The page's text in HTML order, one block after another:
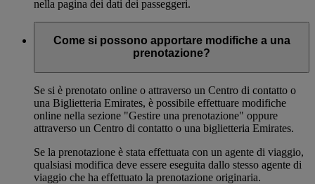
nella pagina dei dati dei passeggeri.
Come si possono apportare modifiche a una
prenotazione?
Se si è prenotato online o attraverso un Centro di contatto o
una Biglietteria Emirates, è possibile effettuare modifiche
online nella sezione "Gestire una prenotazione" oppure
attraverso un Centro di contatto o una biglietteria Emirates.
Se la prenotazione è stata effettuata con un agente di viaggio,
qualsiasi modifica deve essere eseguita dallo stesso agente di
viaggio che ha effettuato la prenotazione originaria.